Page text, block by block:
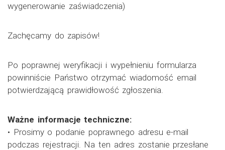
wygenerowanie zaświadczenia)
Zachęcamy do zapisów!
Po poprawnej weryfikacji i wypełnieniu formularza
powinniście Państwo otrzymać wiadomość email
potwierdzającą prawidłowość zgłoszenia.
Ważne informacje techniczne:
• Prosimy o podanie poprawnego adresu e-mail
podczas rejestracji. Na ten adres zostanie przesłane